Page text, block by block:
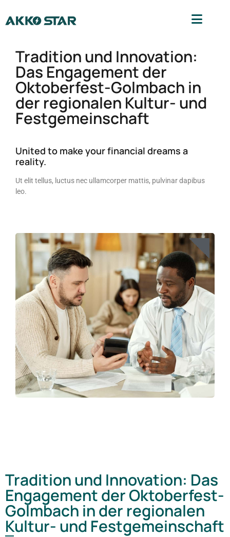
Tradition und Innovation:
Das Engagement der
Oktoberfest-Golmbach in
der regionalen Kultur- und
Festgemeinschaft
United to make your financial dreams a
reality.
Ut elit tellus, luctus nec ullamcorper mattis, pulvinar dapibus
leo.
Tradition und Innovation: Das
Engagement der Oktoberfest-
Golmbach in der regionalen
Kultur- und Festgemeinschaft